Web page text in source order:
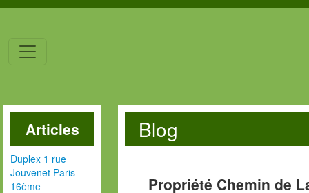
Articles
Duplex 1 rue
Jouvenet Paris
16ème
Blog
Propriété Chemin de